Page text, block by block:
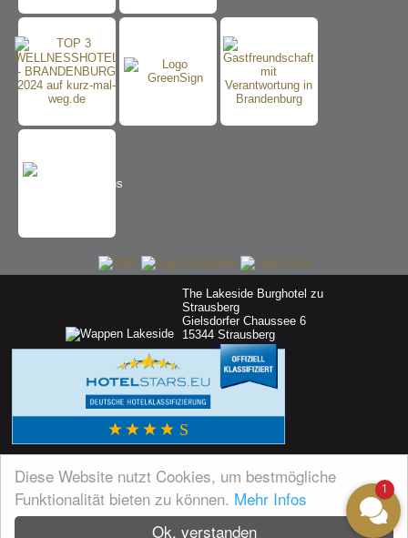
Ok, verstanden
Diese Website nutzt Cookies, um bestmögliche
Funktionalität bieten zu können. Mehr Infos
The Lakeside Burghotel zu
Strausberg
Gielsdorfer Chaussee 6
15344 Strausberg
AGB'S| AGB PARTNERKARTE| DATENSCHUTZ|
REISERECHT| IMPRESSUM| PARTNERCARD
KONTAKT JOBS & KARRIERE ANFAHRT|
1